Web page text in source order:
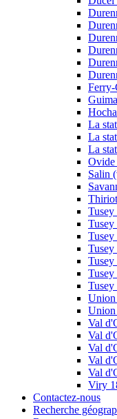
La
La
La
Ovide
Salin
Tusey
Tusey
Tusey
Union
Union
Val
Val
Val
Val
Val
Viry
Contactez-nous
Recherche